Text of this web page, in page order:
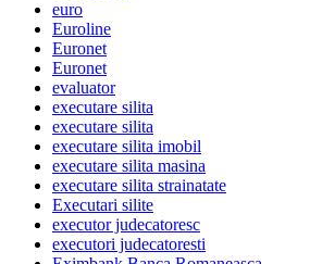
euro
Euroline
Euronet
Euronet
evaluator
executare silita
executare silita
executare silita imobil
executare silita masina
executare silita strainatate
Executari silite
executor judecatoresc
executori judecatoresti